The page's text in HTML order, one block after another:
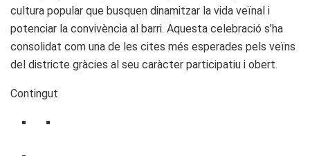
cultura popular que busquen dinamitzar la vida veïnal i
potenciar la convivència al barri. Aquesta celebració s’ha
consolidat com una de les cites més esperades pels veïns
del districte gràcies al seu caràcter participatiu i obert.
Contingut